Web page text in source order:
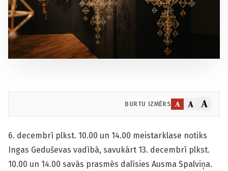
BURTU IZMĒRS A A A
6. decembrī plkst. 10.00 un 14.00 meistarklase notiks
Ingas Geduševas vadībā, savukārt 13. decembrī plkst.
10.00 un 14.00 savās prasmēs dalīsies Ausma Spalviņa.